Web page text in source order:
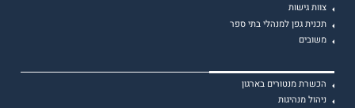
צוות גישות
תכנית גפן למנהלי בתי ספר
משובים
הכשרת מנטורים בארגון
ניהול מנהיגות